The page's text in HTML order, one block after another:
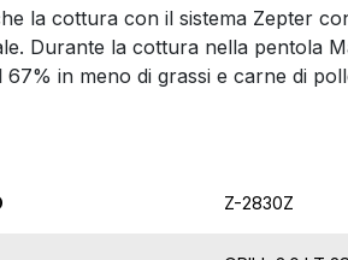
la cottura con il sistema Zepter
Durante la cottura nella pentola
in meno di grassi e carne di
Z-2830Z